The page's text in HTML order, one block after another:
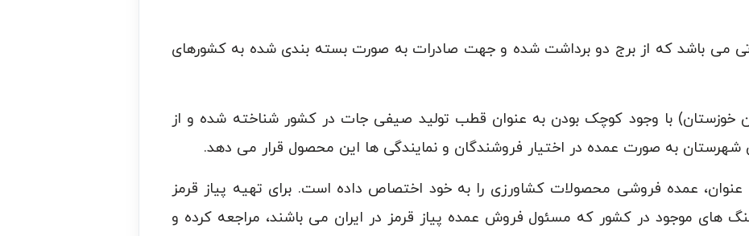
می باشد که از برج دو برداشت شده و جهت صادرات به صورت بسته بندی شده به کشورهای
خوزستان) با وجود کوچک بودن به عنوان قطب تولید صیفی جات در کشور شناخته شده و از
شهرستان به صورت عمده در اختیار فروشندگان و نمایندگی ها این محصول قرار می دهد.
عنوان، عمده فروشی محصولات کشاورزی را به خود اختصاص داده است. برای تهیه پیاز قرمز
های موجود در کشور که مسئول فروش عمده پیاز قرمز در ایران می باشند، مراجعه کرده و